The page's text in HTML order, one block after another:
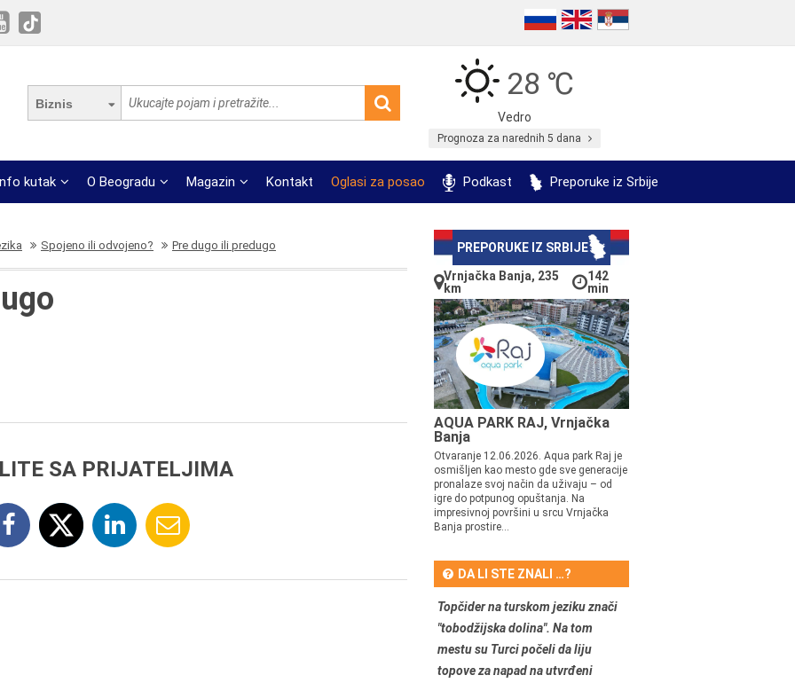
Biznis
28 ℃
Vedro
Prognoza za narednih 5 dana
kutak O Beogradu Magazin Kontakt Oglasi za posao Podkast Preporuke iz Srbije
Spojeno ili odvojeno? Pre dugo ili predugo
SA PRIJATELJIMA
PREPORUKE IZ SRBIJE
Vrnjačka Banja, 235
km
142
min
AQUA PARK RAJ, Vrnjačka
Banja
Otvaranje 12.06.2026. Aqua park Raj je
osmišljen kao mesto gde sve generacije
pronalaze svoj način da uživaju – od
igre do potpunog opuštanja. Na
impresivnoj površini u srcu Vrnjačka
Banja prostire...
DA LI STE ZNALI …?
Topčider na turskom jeziku znači
"tobodžijska dolina". Na tom
mestu su Turci počeli da liju
topove za napad na utvrđeni